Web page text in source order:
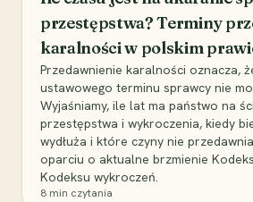
przestępstwa? Terminy
karalności w polskim
Przedawnienie karalności oznacza,
ustawowego terminu sprawcy nie
Wyjaśniamy, ile lat ma państwo na
przestępstwa i wykroczenia, kiedy
wydłuża i które czyny nie
oparciu o aktualne brzmienie
Kodeksu wykroczeń.
8 min czytania